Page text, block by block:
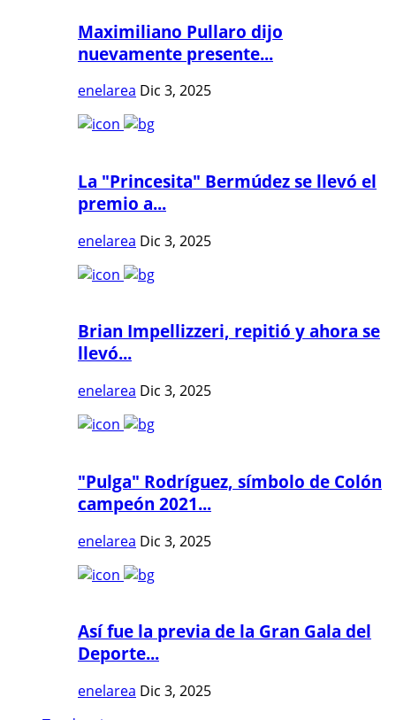
Maximiliano Pullaro dijo
nuevamente presente...
enelarea Dic 3, 2025
La "Princesita" Bermúdez se llevó el
premio a...
enelarea Dic 3, 2025
Brian Impellizzeri, repitió y ahora se
llevó...
enelarea Dic 3, 2025
"Pulga" Rodríguez, símbolo de Colón
campeón 2021...
enelarea Dic 3, 2025
Así fue la previa de la Gran Gala del
Deporte...
enelarea Dic 3, 2025